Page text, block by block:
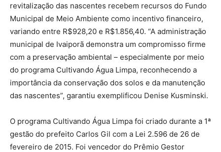
revitalização das nascentes recebem recursos do Fundo
Municipal de Meio Ambiente como incentivo financeiro,
variando entre R$928,20 e R$1.856,40. “A administração
municipal de Ivaiporã demonstra um compromisso firme
com a preservação ambiental – especialmente por meio
do programa Cultivando Água Limpa, reconhecendo a
importância da conservação dos solos e da manutenção
das nascentes”, garantiu exemplificou Denise Kusminski.
O programa Cultivando Água Limpa foi criado durante a 1ª
gestão do prefeito Carlos Gil com a Lei 2.596 de 26 de
fevereiro de 2015. Foi vencedor do Prêmio Gestor